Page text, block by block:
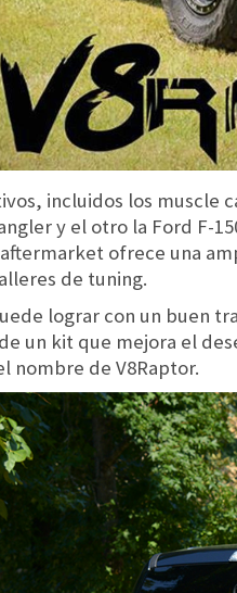
incluidos los muscle
y el otro la Ford F-
ofrece una
de tuning.
lograr con un buen
un kit que mejora el
nombre de V8Raptor.